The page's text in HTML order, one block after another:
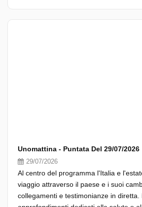
Unomattina - Puntata Del 29/07/2026
29/07/2026
Al centro del programma l'Italia e
viaggio attraverso il paese e i suoi
collegamenti e testimonianze in